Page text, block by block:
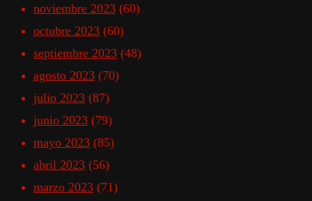
noviembre 2023 (60)
octubre 2023 (60)
septiembre 2023 (48)
agosto 2023 (70)
julio 2023 (87)
junio 2023 (79)
mayo 2023 (85)
abril 2023 (56)
marzo 2023 (71)